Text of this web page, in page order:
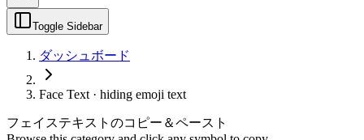
Toggle Sidebar
ダッシュボード
Face Text · hiding emoji text
フェイステキストのコピー＆ペースト